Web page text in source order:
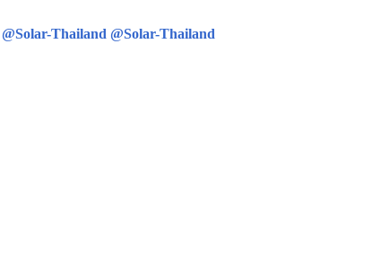
@Solar-Thailand @Solar-Thailand